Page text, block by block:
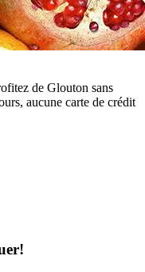
de Glouton sans
aucune carte de crédit